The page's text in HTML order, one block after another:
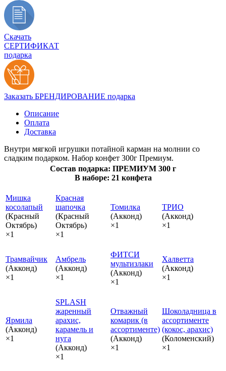
Скачать
СЕРТИФИКАТ
подарка
Заказать БРЕНДИРОВАНИЕ подарка
Описание
Оплата
Доставка
Внутри мягкой игрушки потайной карман на молнии со
сладким подарком. Набор конфет 300г Премиум.
Состав подарка: ПРЕМИУМ 300 г
В наборе: 21 конфета
Мишка
косолапый
(Красный
Октябрь)
×1
Красная
шапочка
(Красный
Октябрь)
×1
Томилка
(Акконд)
×1
ТРИО
(Акконд)
×1
Трамвайчик
(Акконд)
×1
Амбрель
(Акконд)
×1
ФИТСИ
мультизлаки
(Акконд)
×1
Халветта
(Акконд)
×1
Ярмила
(Акконд)
×1
SPLASH
жаренный
арахис,
карамель и
нуга
(Акконд)
×1
Отважный
комарик (в
ассортименте)
(Акконд)
×1
Шоколадница в
ассортименте
(кокос, арахис)
(Коломенский)
×1